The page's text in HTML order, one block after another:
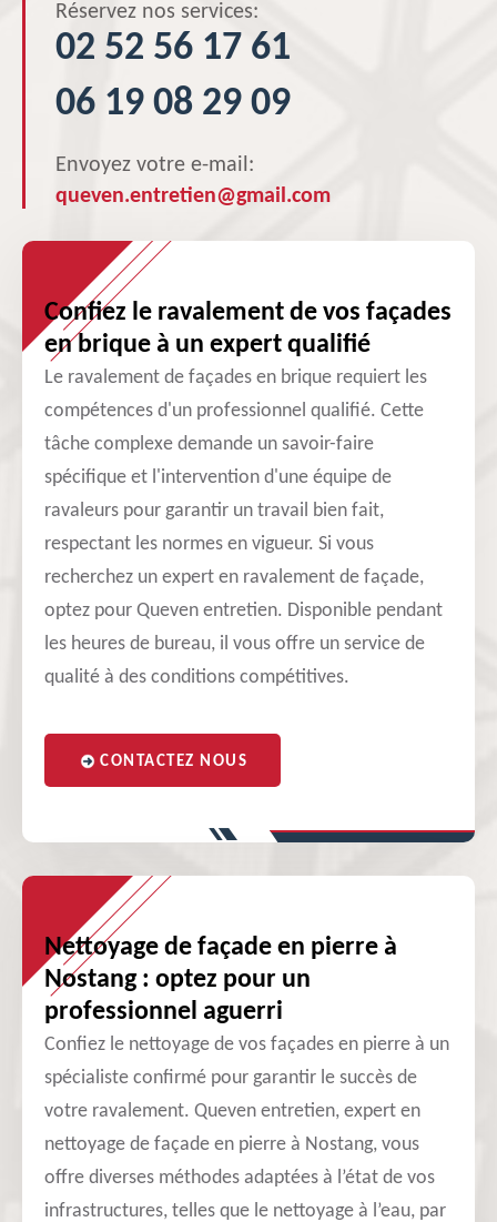
Réservez nos services:
02 52 56 17 61
06 19 08 29 09
Envoyez votre e-mail:
queven.entretien@gmail.com
Confiez le ravalement de vos façades
en brique à un expert qualifié
Le ravalement de façades en brique requiert les
compétences d'un professionnel qualifié. Cette
tâche complexe demande un savoir-faire
spécifique et l'intervention d'une équipe de
ravaleurs pour garantir un travail bien fait,
respectant les normes en vigueur. Si vous
recherchez un expert en ravalement de façade,
optez pour Queven entretien. Disponible pendant
les heures de bureau, il vous offre un service de
qualité à des conditions compétitives.
CONTACTEZ NOUS
Nettoyage de façade en pierre à
Nostang : optez pour un
professionnel aguerri
Confiez le nettoyage de vos façades en pierre à un
spécialiste confirmé pour garantir le succès de
votre ravalement. Queven entretien, expert en
nettoyage de façade en pierre à Nostang, vous
offre diverses méthodes adaptées à l’état de vos
infrastructures, telles que le nettoyage à l’eau, par